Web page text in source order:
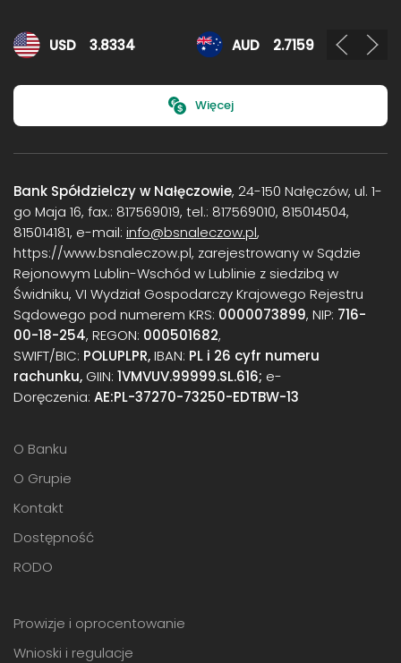
Kursy walut
USD 3.8334 AUD 2.7159
Więcej
Bank Spółdzielczy w Nałęczowie, 24-150 Nałęczów, ul. 1-
go Maja 16, fax.: 817569019, tel.: 817569010, 815014504,
815014181, e-mail: info@bsnaleczow.pl,
https://www.bsnaleczow.pl, zarejestrowany w Sądzie
Rejonowym Lublin-Wschód w Lublinie z siedzibą w
Świdniku, VI Wydział Gospodarczy Krajowego Rejestru
Sądowego pod numerem KRS: 0000073899, NIP: 716-
00-18-254, REGON: 000501682,
SWIFT/BIC: POLUPLPR,IBAN: PL i 26 cyfr numeru
rachunku, GIIN: 1VMVUV.99999.SL.616; e-
Doręczenia: AE:PL-37270-73250-EDTBW-13
O Banku
O Grupie
Kontakt
Dostępność
RODO
Prowizje i oprocentowanie
Wnioski i regulacje